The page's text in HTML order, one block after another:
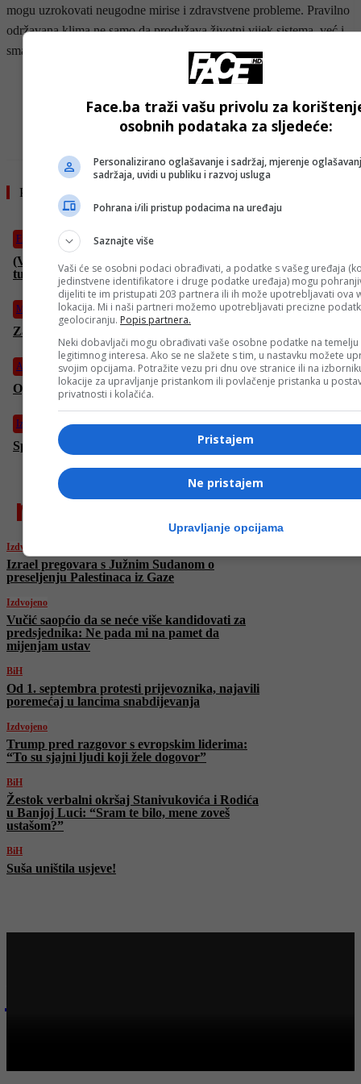
mogu uzrokovati neugodne mirise i zdravstvene probleme. Pravilno
održavana klima ne samo da produžava životni vijek sistema, već i
smanjuje potrošnju goriva.
- OGLAS -
Pročitajte još
Film
(VIDEO) Back to Bosnia: Nakon izbjeglištva došli kući – zatekli
tuđi život u svom stanu
Magazin
Zašto nas ljetne vrućine iscrpljuju i kako zadržati energiju
Auto
Optimalna vožnja: Kako obrtaji utiču na zdravlje motora
Izdvojeno
Spremite se za festivalski izlazak uz sarajevsku stilsku ikonu
najnovije
Izdvojeno
Izrael pregovara s Južnim Sudanom o
preseljenju Palestinaca iz Gaze
Izdvojeno
Vučić saopćio da se neće više kandidovati za
predsjednika: Ne pada mi na pamet da
mijenjam ustav
BiH
Od 1. septembra protesti prijevoznika, najavili
poremećaj u lancima snabdijevanja
Izdvojeno
Trump pred razgovor s evropskim liderima:
“To su sjajni ljudi koji žele dogovor”
BiH
Žestok verbalni okršaj Stanivukovića i Rodića
u Banjoj Luci: “Sram te bilo, mene zoveš
ustašom?”
BiH
Suša uništila usjeve!
Face.ba traži vašu privolu za
osobnih podataka za sljedeće:
Personalizirano oglašavanje i sadržaj, mjerenje
sadržaja, uvidi u publiku i razvoj usluga
Pohrana i/ili pristup podacima na uređaju
Saznajte više
Vaši će se osobni podaci obrađivati, a podatke s vašeg uređaja
jedinstvene identifikatore i druge podatke uređaja) mogu
dijeliti te im pristupati 203 partnera ili ih može upotrebljavati ova
lokacija. Mi i naši partneri možemo upotrebljavati precizne
geolociranju. Popis partnera.
Neki dobavljači mogu obrađivati vaše osobne podatke na temelju
legitimnog interesa. Ako se ne slažete s tim, u nastavku možete
svojim opcijama. Potražite vezu pri dnu ove stranice ili na
lokacije za upravljanje pristankom ili povlačenje pristanka u
privatnosti i kolačića.
Pristajem
Ne pristajem
Upravljanje opcijama